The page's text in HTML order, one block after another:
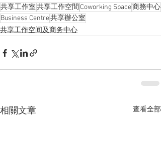
共享工作室共享工作空間 Coworking Space商務中心
Business Centre共享辦公室
共享工作空间及商务中心
相關文章 查看全部